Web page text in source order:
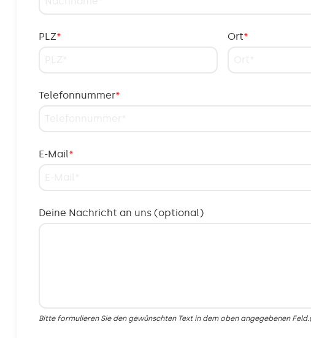
PLZ* Ort*
Telefonnummer*
E-Mail*
Deine Nachricht an uns (optional)
Bitte formulieren Sie den gewünschten Text in dem oben angegebenen